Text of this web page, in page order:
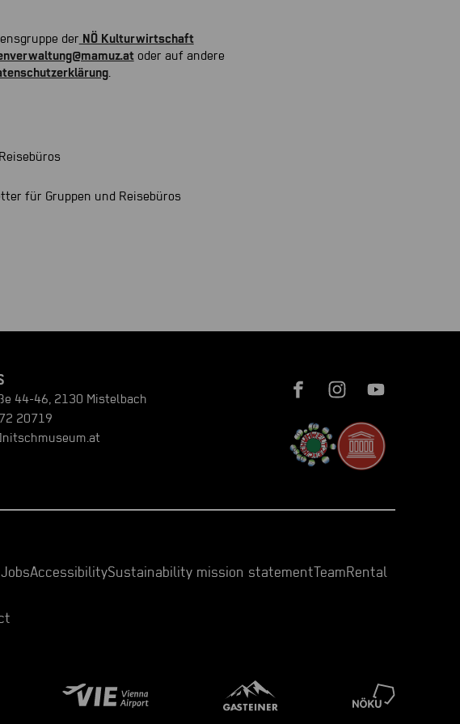
der NÖ Kulturwirtschaft
oder auf andere
.
für Gruppen und Reisebüros
44-46, 2130 Mistelbach
20719
JobsAccessibilitySustainability mission statementTeamRental